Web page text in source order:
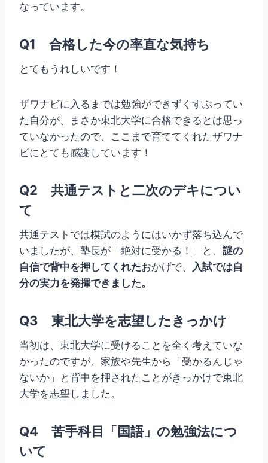
なっています。
Q1 合格した今の率直な気持ち
とてもうれしいです！
ザワナビに入るまでは勉強ができずくすぶってい
た自分が、まさか東北大学に合格できるとは思っ
ていなかったので、ここまで育ててくれたザワナ
ビにとても感謝しています！
Q2 共通テストと二次のデキについ
て
共通テストでは模試のようにはいかず落ち込んで
いましたが、塾長が「絶対に受かる！」と、 謎の
自信で背中を押してくれたおかげで、 入試では自
分の実力を発揮できました。
Q3 東北大学を志望したきっかけ
当初は、東北大学に受けることを全く考えていな
かったのですが、家族や先生から「受かるんじゃ
ないか」と背中を押されたことがきっかけで東北
大学を志望しました。
Q4 苦手科目「国語」の勉強法につ
いて